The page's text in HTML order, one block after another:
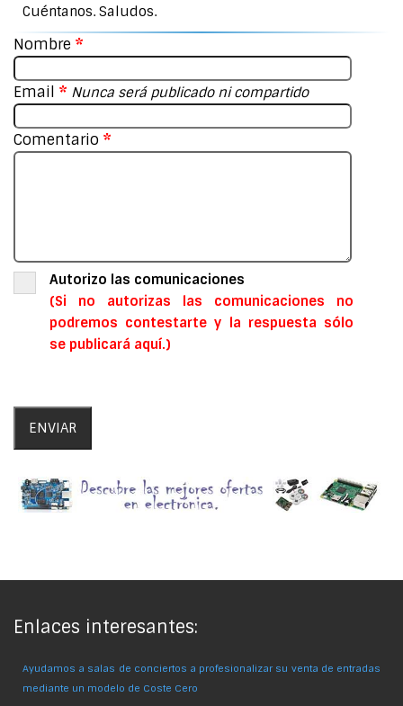
Cuéntanos. Saludos.
Nombre *
Email * Nunca será publicado ni compartido
Comentario *
Autorizo las comunicaciones
(Si no autorizas las comunicaciones no
podremos contestarte y la respuesta sólo
se publicará aquí.)
Enlaces interesantes:
Ayudamos a salas de conciertos a profesionalizar su venta de entradas
mediante un modelo de Coste Cero